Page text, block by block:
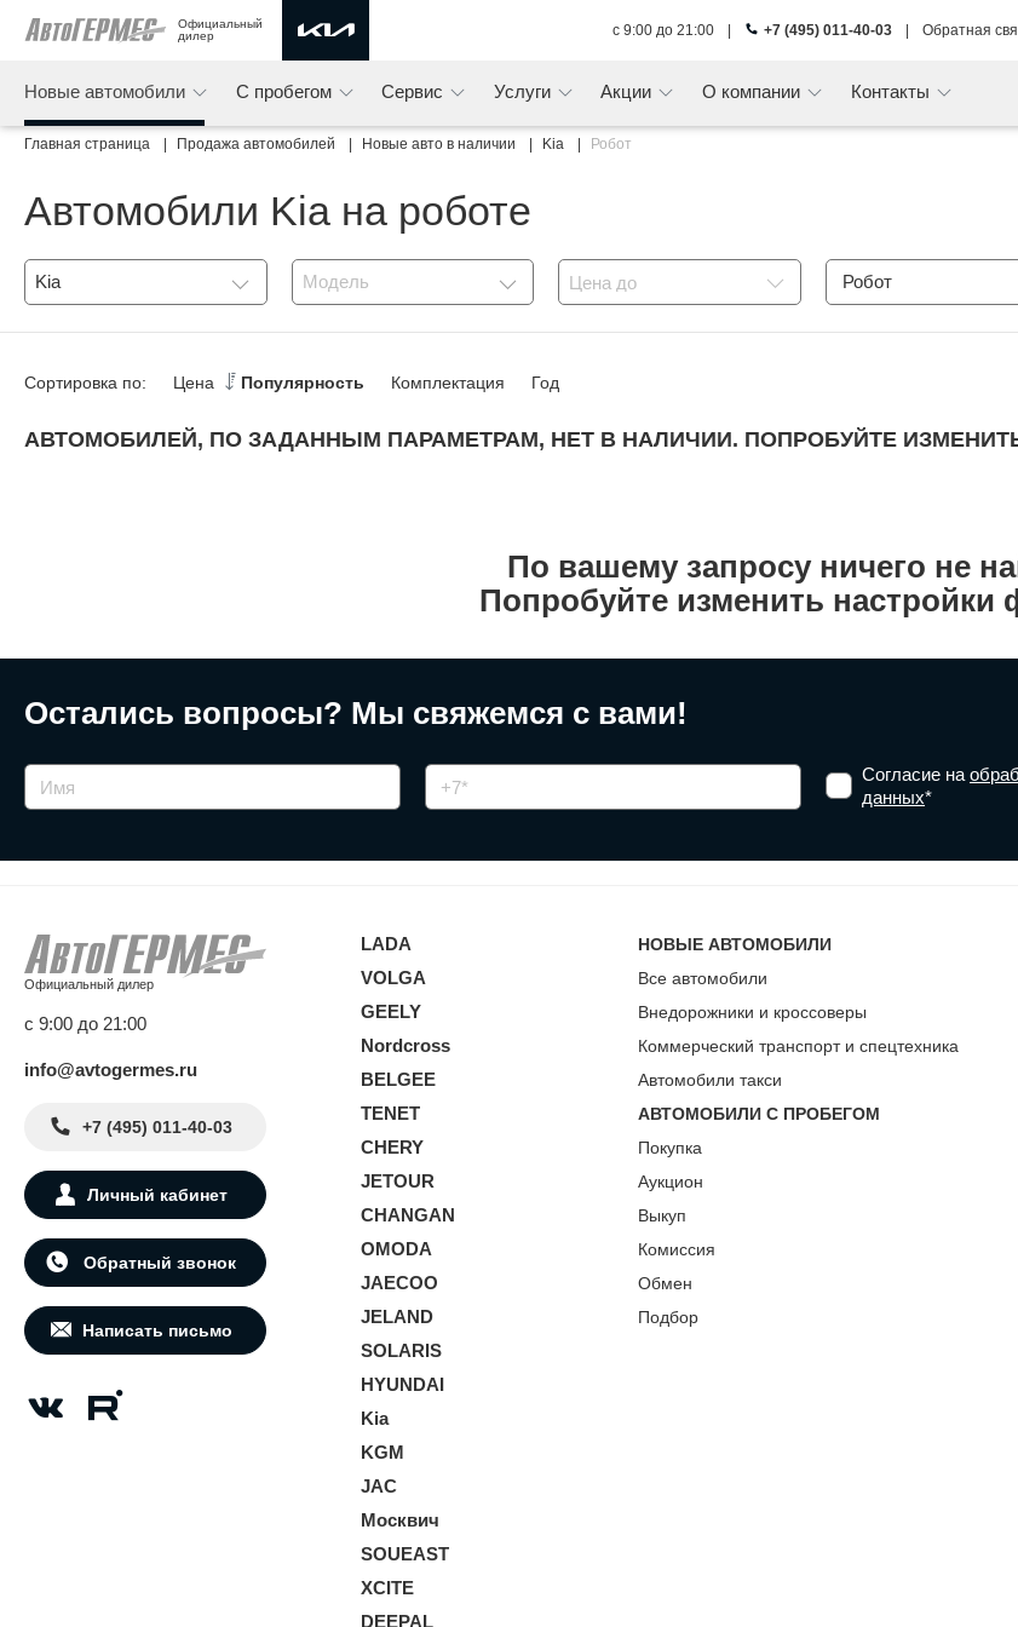
Официальный
дилер
с 9:00 до 21:00 +7 (495) 011-40-03 Обратная
Новые автомобили С пробегом Сервис Услуги Акции О компании Контакты
Главная страница Продажа автомобилей Новые авто в наличии Kia Робот
Автомобили Kia на роботе
Kia Модель Цена до Робот
Сортировка по: Цена Популярность Комплектация Год
АВТОМОБИЛЕЙ, ПО ЗАДАННЫМ ПАРАМЕТРАМ, НЕТ В НАЛИЧИИ. ПОПРОБУЙТЕ
По вашему запросу ничего не
Попробуйте изменить настройки
Остались вопросы? Мы свяжемся с вами!
Согласие на
данных*
Официальный дилер
с 9:00 до 21:00
info@avtogermes.ru
+7 (495) 011-40-03
Личный кабинет
Обратный звонок
Написать письмо
LADA
VOLGA
GEELY
Nordcross
BELGEE
TENET
CHERY
JETOUR
CHANGAN
OMODA
JAECOO
JELAND
SOLARIS
HYUNDAI
Kia
KGM
JAC
Москвич
SOUEAST
XCITE
DEEPAL
НОВЫЕ АВТОМОБИЛИ
Все автомобили
Внедорожники и кроссоверы
Коммерческий транспорт и спецтехника
Автомобили такси
АВТОМОБИЛИ С ПРОБЕГОМ
Покупка
Аукцион
Выкуп
Комиссия
Обмен
Подбор